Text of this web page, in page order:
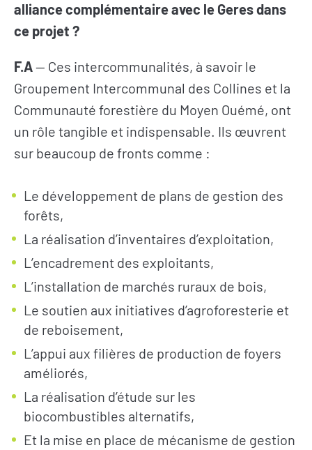
alliance complémentaire avec le Geres dans
ce projet ?
F.A— Ces intercommunalités, à savoir le
Groupement Intercommunal des Collines et la
Communauté forestière du Moyen Ouémé, ont
un rôle tangible et indispensable. Ils œuvrent
sur beaucoup de fronts comme :
Le développement de plans de gestion des
forêts,
La réalisation d’inventaires d’exploitation,
L’encadrement des exploitants,
L’installation de marchés ruraux de bois,
Le soutien aux initiatives d’agroforesterie et
de reboisement,
L’appui aux filières de production de foyers
améliorés,
La réalisation d’étude sur les
biocombustibles alternatifs,
Et la mise en place de mécanisme de gestion